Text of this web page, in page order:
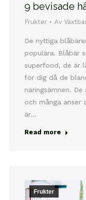
9 bevisade
Frukter Av
De nyttiga
populära. Blåbär
superfood, de är
för dig då de
näringsämnen.
och många anser
är…
Read more
Frukter